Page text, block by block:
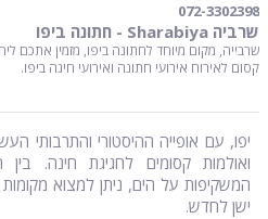
072-3302398
שרביה Sharabiya - חתונה ביפו
שרבייה, מקום מיוחד לחתונה ביפו, מזמין אתכם
קסום לאירוח אירועי חתונה ואירועי חינה ביפו.
יפו, עם אופייה ההיסטורי והתרבותי
ואולמות קסומים לחגיגת חינה.
המשקיפות על הים, ניתן למצוא מקומות
ישן לחדש.